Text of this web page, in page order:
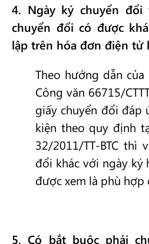
4. Ngày ký chuyển
chuyển đổi có được
lập trên hóa đơn điện tử
Theo hướng dẫn
Công văn 66715/
giấy chuyển đổi đáp
kiện theo quy định
32/2011/TT-BTC thì
đổi khác với ngày ký
được xem là phù hợp
5. Có bắt buộc phải